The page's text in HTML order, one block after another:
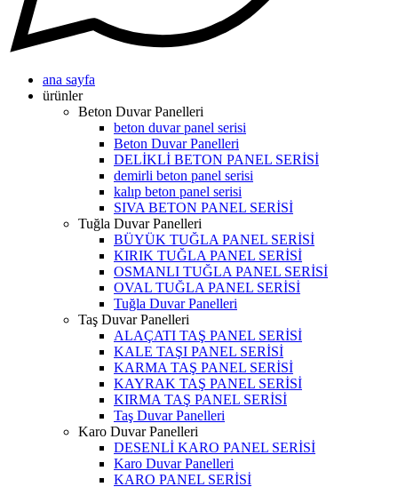
ana sayfa
ürünler
Beton Duvar Panelleri
beton duvar panel serisi
Beton Duvar Panelleri
DELİKLİ BETON PANEL SERİSİ
demirli beton panel serisi
kalıp beton panel serisi
SIVA BETON PANEL SERİSİ
Tuğla Duvar Panelleri
BÜYÜK TUĞLA PANEL SERİSİ
KIRIK TUĞLA PANEL SERİSİ
OSMANLI TUĞLA PANEL SERİSİ
OVAL TUĞLA PANEL SERİSİ
Tuğla Duvar Panelleri
Taş Duvar Panelleri
ALAÇATI TAŞ PANEL SERİSİ
KALE TAŞI PANEL SERİSİ
KARMA TAŞ PANEL SERİSİ
KAYRAK TAŞ PANEL SERİSİ
KIRMA TAŞ PANEL SERİSİ
Taş Duvar Panelleri
Karo Duvar Panelleri
DESENLİ KARO PANEL SERİSİ
Karo Duvar Panelleri
KARO PANEL SERİSİ